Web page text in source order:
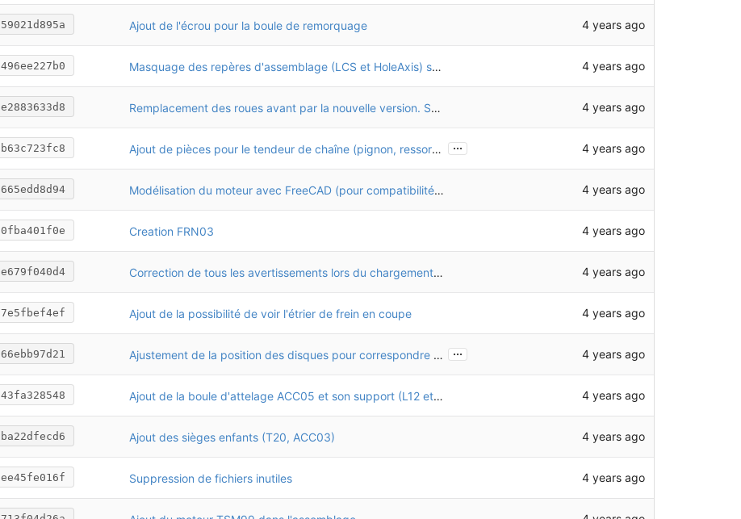
59021d895a Ajout de l'écrou pour la boule de remorquage 4 years ago
496ee227b0 Masquage des repères d'assemblage (LCS et HoleAxis) sur toutes les pièces 4 years ago
e2883633d8 Remplacement des roues avant par la nouvelle version. Suite à des mesures plus précises, modification de CHO47. 4 years ago
b63c723fc8 Ajout de pièces pour le tendeur de chaîne (pignon, ressort, maillon rapide) ... 4 years ago
665edd8d94 Modélisation du moteur avec FreeCAD (pour compatibilité TechDraw) 4 years ago
0fba401f0e Creation FRN03 4 years ago
e679f040d4 Correction de tous les avertissements lors du chargement de l'assemblage 4 years ago
7e5fbef4ef Ajout de la possibilité de voir l'étrier de frein en coupe 4 years ago
66ebb97d21 Ajustement de la position des disques pour correspondre à la réalité ... 4 years ago
43fa328548 Ajout de la boule d'attelage ACC05 et son support (L12 et T21) 4 years ago
ba22dfecd6 Ajout des sièges enfants (T20, ACC03) 4 years ago
ee45fe016f Suppression de fichiers inutiles 4 years ago